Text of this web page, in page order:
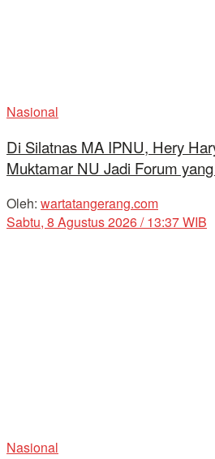
Nasional
Di Silatnas MA IPNU, Hery
Muktamar NU Jadi Forum
Oleh: wartatangerang.com
Sabtu, 8 Agustus 2026 / 13:37 WIB
Nasional